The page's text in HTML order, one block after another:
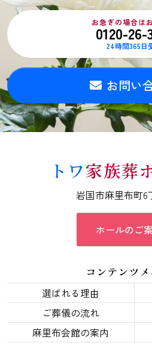
お急ぎの場合は
0120-26-
24時間365日
お問い
トワ家族葬
岩国市麻里布町6
ホールのご
コンテンツ
選ばれる理由
ご葬儀の流れ
麻里布会館の案内